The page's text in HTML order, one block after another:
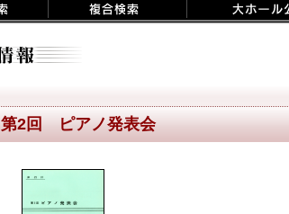
第2回 ピアノ発表会